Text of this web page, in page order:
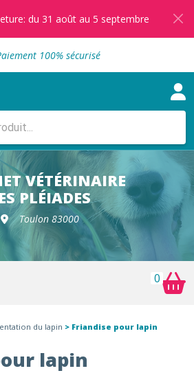
du 31 août au 5 septembre
de croquettes vétérinaire
100% sécurisé
gratuite en clinique vétérinaire
de croquettes vétérinaire
gratuite en clinique vétérinaire
gratuit en clinique
de croquettes vétérinaire
VÉTÉRINAIRE
PLÉIADES
Toulon 83000
0
du lapin > Friandise pour lapin
lapin